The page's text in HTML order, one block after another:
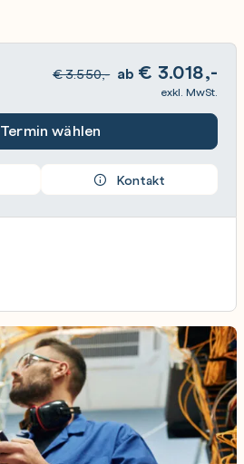
€3.550,- ab € 3.018,-
exkl. MwSt.
Termin wählen
Kontakt